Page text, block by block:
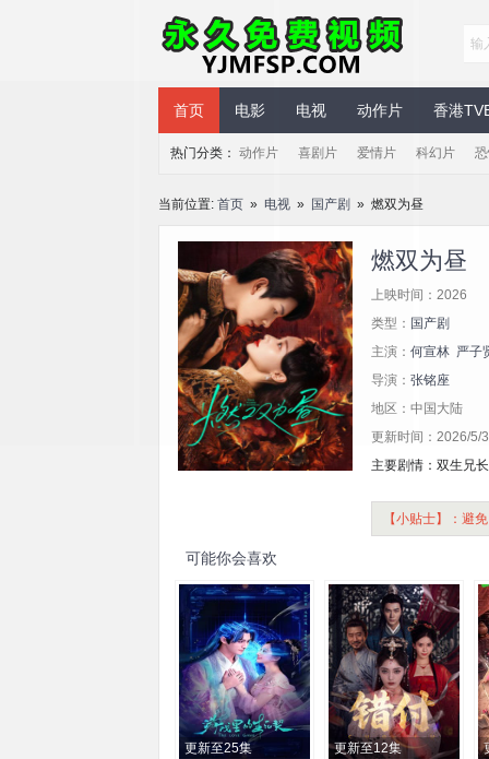
永久免费视频
首页 电影 电视 动作片 香港
热门分类： 动作片 喜剧片 爱情片 科幻片
当前位置: 首页 » 电视 » 国产剧 » 燃双为昼
燃双为昼
上映时间：2026
类型： 国产剧
主演： 何宣林 严子
导演： 张铭座
地区：中国大陆
更新时间：2026/5/
主要剧情：双生兄
【小贴士】：避
可能你会喜欢
更新至25集 更新至12集